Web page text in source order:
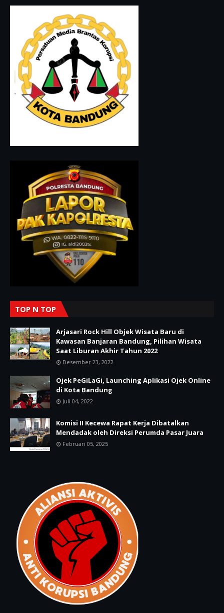
TOP N TOP
Arjasari Rock Hill Objek Wisata Baru di
Kawasan Banjaran Bandung, Pilihan Wisata
Saat Liburan Akhir Tahun 2022
Desember 23, 2022
Ojek PeGiLaGi, Launching Aplikasi Ojek Online
di Kota Bandung
Juli 04, 2022
Komisi II Kecewa Rapat Kerja Dibatalkan
Mendadak oleh Direksi Perumda Pasar Juara
Februari 05, 2025